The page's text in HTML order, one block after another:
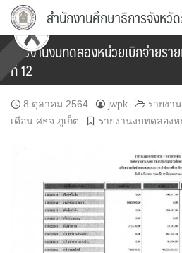
Skip
content
สำนักงานศึกษาธิการจังหวั
รายงานงบทดลองหน่วยเบิกจ่ายร
ที่ 12
8 ตุลาคม 2564 jwpk
รายงา
เดือน ศธจ.ภูเก็ต
รายงานงบทดลองห